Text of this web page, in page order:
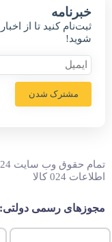
خبر‌نامه
ثبت‌نام کنید تا از
شوید!
مشترک شدن
اطلاعات 024 کالا
مجوزهای رسمی دولتی: